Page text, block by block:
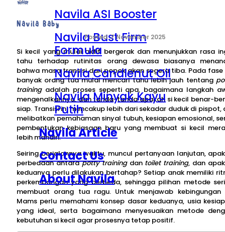
Navila ASI Booster
Navila Bust Firm
Formula
Navila Candlenut Oil
Navila Minyak Kayu
Putih
Navila Article
Contact Us
About Navila
Navila Baby
7 November 2025
Si kecil yang mulai aktif bergerak dan menunjukkan rasa
tahu terhadap rutinitas orang dewasa biasanya
bahwa masa transisi dari popok akan segera tiba. Pada fase
banyak orang tua mulai mencari tahu lebih jauh tentang
trainingadalah proses seperti apa, bagaimana langkah
mengenalkannya, dan tanda-tanda apakah si kecil benar-
siap. Transisi ini mencakup lebih dari sekadar duduk di pispot,
melibatkan pemahaman sinyal tubuh, kesiapan emosional,
pembentukan kebiasaan baru yang membuat si kecil
lebih mandiri.
Seiring berjalannya waktu, muncul pertanyaan lanjutan,
perbedaan antarapotty training dantoilet training, dan
keduanya perlu dilakukan bertahap? Setiap anak memiliki
perkembangan yang berbeda, sehingga pilihan metode
membuat orang tua ragu. Untuk menjawab kebingungan
Mams perlu memahami konsep dasar keduanya, usia
yang ideal, serta bagaimana menyesuaikan metode
kebutuhan si kecil agar prosesnya tetap positif.